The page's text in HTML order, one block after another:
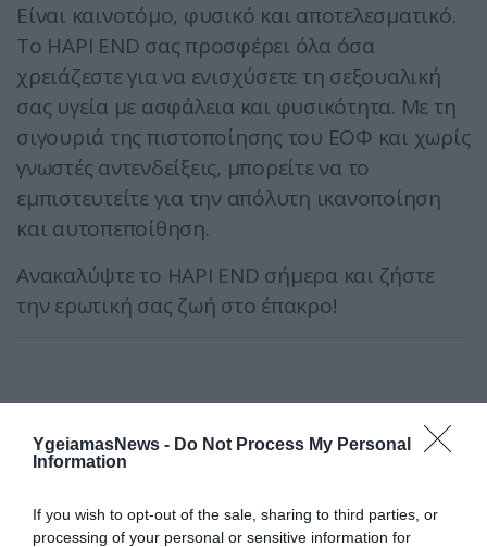
YgeiamasNews - Do Not Process My Personal
Information
If you wish to opt-out of the sale, sharing to third parties, or
processing of your personal or sensitive information for
Είναι καινοτόμο, φυσικό και αποτελεσματικό.
Το HAPI END σας προσφέρει όλα όσα
χρειάζεστε για να ενισχύσετε τη σεξουαλική
σας υγεία με ασφάλεια και φυσικότητα. Με τη
σιγουριά της πιστοποίησης του ΕΟΦ και χωρίς
γνωστές αντενδείξεις, μπορείτε να το
εμπιστευτείτε για την απόλυτη ικανοποίηση
και αυτοπεποίθηση.
Ανακαλύψτε το HAPI END σήμερα και ζήστε
την ερωτική σας ζωή στο έπακρο!
ΠΡΟΪΟΝΤΑ & ΥΠΗΡΕΣΙΕΣ